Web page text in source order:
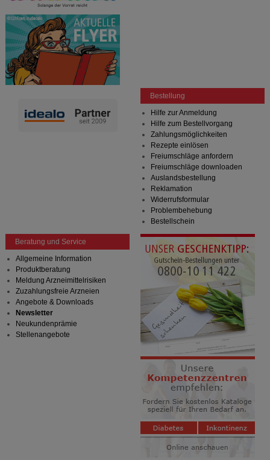
Bestellung
Hilfe zur Anmeldung
Hilfe zum Bestellvorgang
Zahlungsmöglichkeiten
Rezepte einlösen
Freiumschläge anfordern
Freiumschläge downloaden
Auslandsbestellung
Reklamation
Widerrufsformular
Problembehebung
Bestellschein
Beratung und Service
Allgemeine Information
Produktberatung
Meldung Arzneimittelrisiken
Zuzahlungsfreie Arzneien
Angebote & Downloads
Newsletter
Neukundenprämie
Stellenangebote